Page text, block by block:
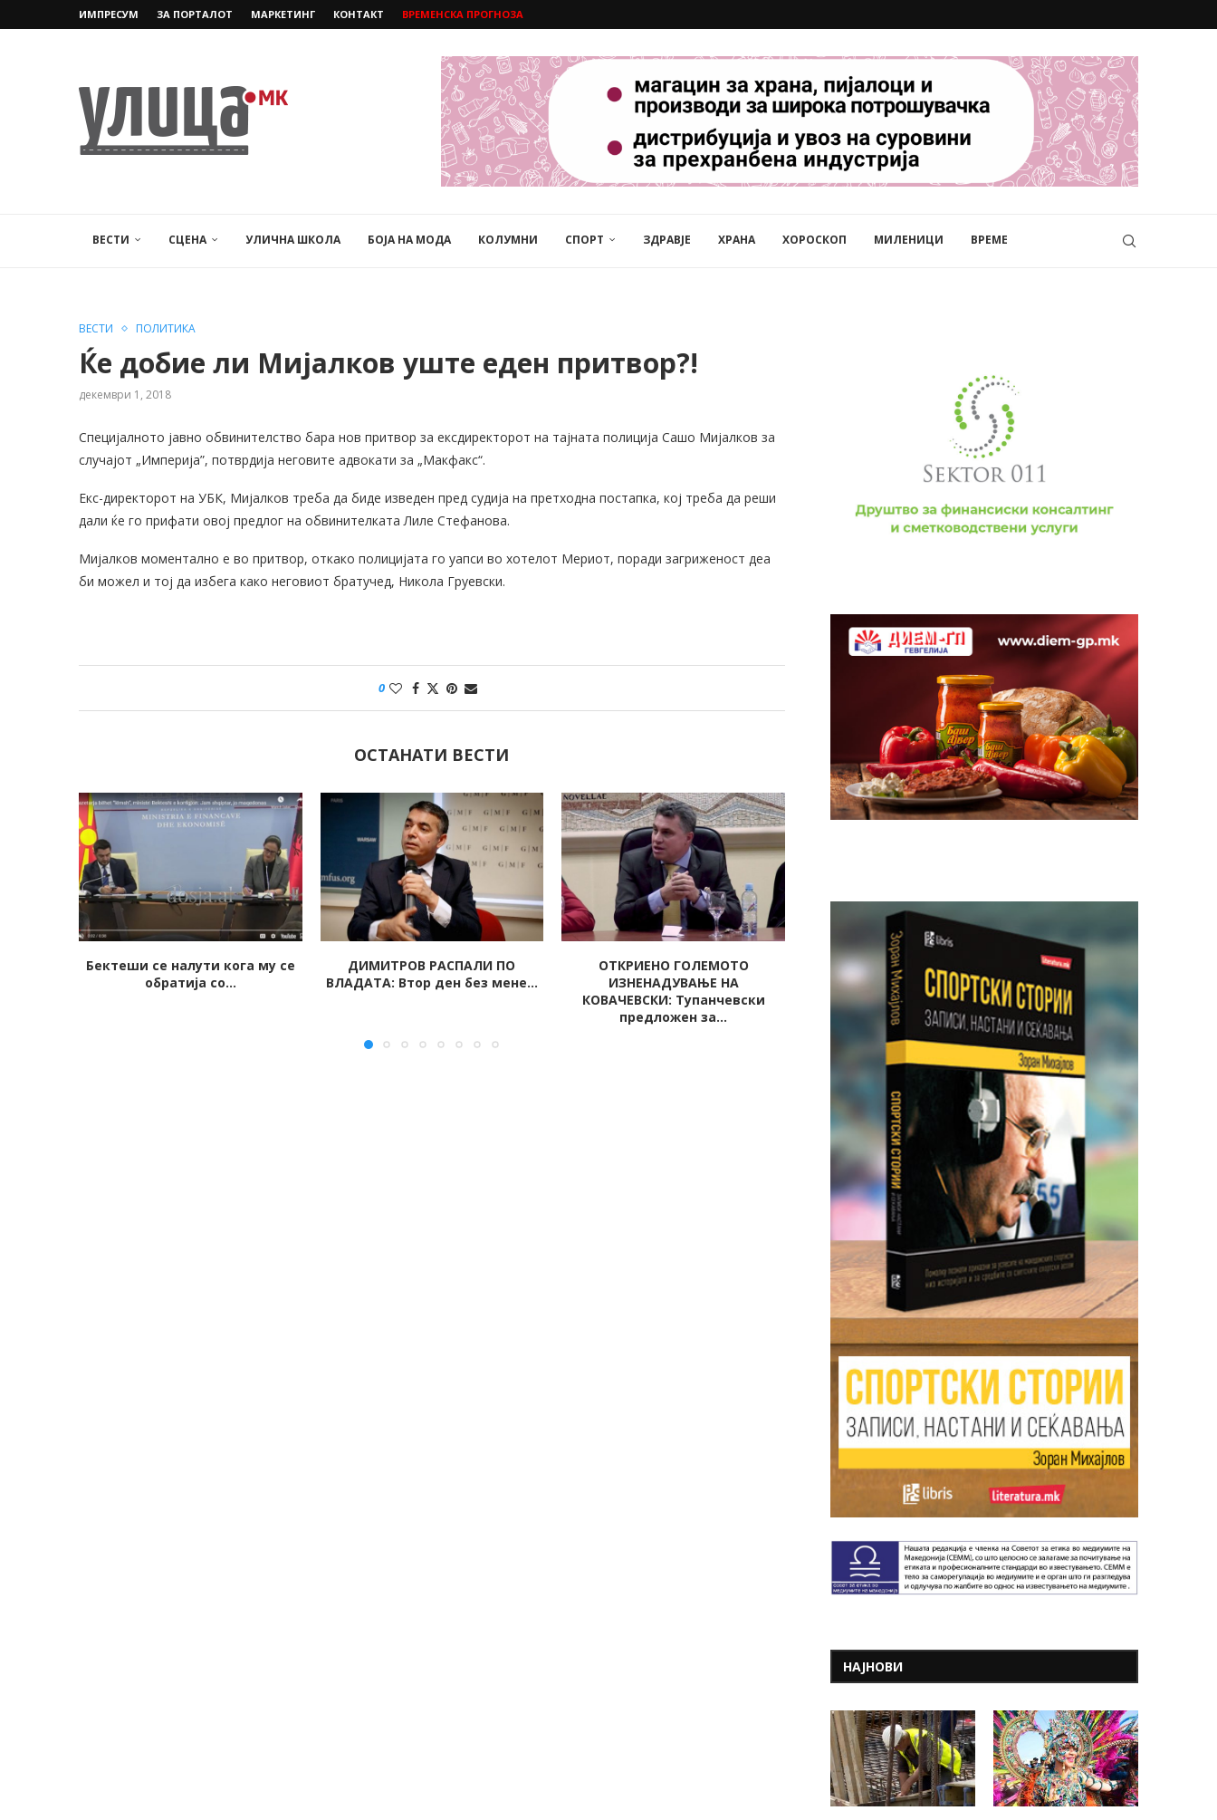
ИМПРЕСУМ ЗА ПОРТАЛОТ МАРКЕТИНГ КОНТАКТ ВРЕМЕНСКА ПРОГНОЗА
ВЕСТИ СЦЕНА УЛИЧНА ШКОЛА БОЈА НА МОДА КОЛУМНИ СПОРТ ЗДРАВЈЕ ХРАНА ХОРОСКОП МИЛЕНИЦИ ВРЕМЕ
ВЕСТИ ПОЛИТИКА
Ќе добие ли Мијалков уште еден притвор?!
декември 1, 2018
Специјалното јавно обвинителство бара нов притвор за ексдиректорот на тајната полиција Сашо Мијалков за
случајот „Империја”, потврдија неговите адвокати за „Макфакс“.
Екс-директорот на УБК, Мијалков треба да биде изведен пред судија на претходна постапка, кој треба да реши
дали ќе го прифати овој предлог на обвинителката Лиле Стефанова.
Мијалков моментално е во притвор, откако полицијата го уапси во хотелот Мериот, поради загриженост деа
би можел и тој да избега како неговиот братучед, Никола Груевски.
0
ОСТАНАТИ ВЕСТИ
ДИМИТРОВ РАСПАЛИ ПО
ВЛАДАТА: Втор ден без мене...
ОТКРИЕНО ГОЛЕМОТО
ИЗНЕНАДУВАЊЕ НА
Петар Атанасов ќе формира
нова партија
Коста Петров поднесе оставка
на функцијата директор на...
СО СЕМЕЈСТВОТО БИЛ
ПРИЈАТЕЛ: Реџепи се
НАЈНОВИ